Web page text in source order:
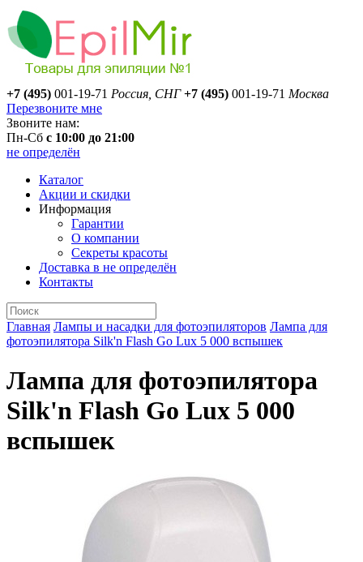
+7 (495) 001-19-71 Россия, СНГ +7 (495) 001-19-71 Москва
Перезвоните мне
Звоните нам:
Пн-Сб с 10:00 до 21:00
не определён
Каталог
Акции и скидки
Информация
Гарантии
О компании
Секреты красоты
Доставка в не определён
Контакты
Главная Лампы и насадки для фотоэпиляторов Лампа для
фотоэпилятора Silk'n Flash Go Lux 5 000 вспышек
Лампа для фотоэпилятора
Silk'n Flash Go Lux 5 000
вспышек